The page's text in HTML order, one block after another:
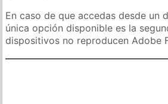
En caso de que accedas desde un
única opción disponible es la
dispositivos no reproducen Adobe